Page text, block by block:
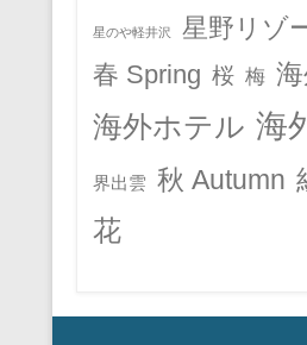
星のや軽井沢
星野リゾ
春 Spring 桜 梅
海外ホテル 海
界出雲 秋 Autumn
花